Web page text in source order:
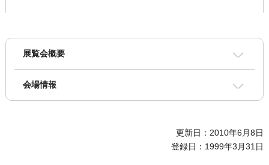
展覧会概要
会場情報
更新日：2010年6月8日
登録日：1999年3月31日